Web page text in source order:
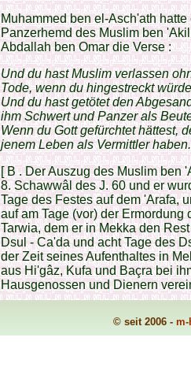
Muhammed ben el-Asch'ath
Panzerhemd des Muslim ben
Abdallah ben Omar die Verse :
Und du hast Muslim verlassen
Tode, wenn du hingestreckt
Und du hast getötet den
ihm Schwert und Panzer als
Wenn du Gott gefürchtet hättest,
jenem Leben als Vermittler haben.
[ B . Der Auszug des Muslim ben
8. Schawwâl des J. 60 und er
Tage des Festes auf dem 'Arafa,
auf am Tage (vor) der
Tarwia, dem er in Mekka den
Dsul - Ca'da und acht Tage des
der Zeit seines Aufenthaltes in
aus Hi'gâz, Kufa und Baçra bei
Hausgenossen und Dienern
© seit 2006 - m-